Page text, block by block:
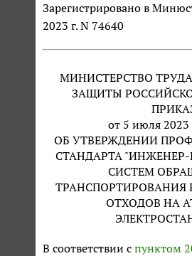
Зарегистрировано в
2023 г. N 74640
МИНИСТЕРСТВО
ЗАЩИТЫ
от 5 июля 2023
ОБ УТВЕРЖДЕНИИ
СТАНДАРТА
СИСТЕМ
ТРАНСПОРТИРОВАНИЯ
ОТХОДОВ НА
В соответствии с пунктом